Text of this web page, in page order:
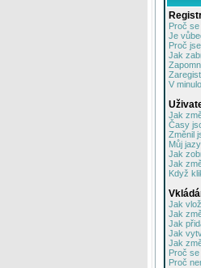
Proč se
Je
Proč
Jak
V
Jak
Časy
Změnil
Můj
Jak
Jak
Když
Jak
Jak
Jak
Jak
Jak
Proč
Proč